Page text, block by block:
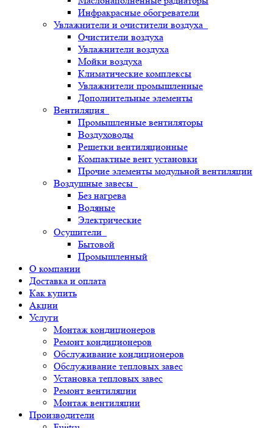
Инфракрасные обогреватели
Увлажнители и очистители воздуха
Очистители воздуха
Увлажнители воздуха
Мойки воздуха
Климатические комплексы
Увлажнители промышленные
Дополнительные элементы
Вентиляция
Промышленные вентиляторы
Воздуховоды
Решетки вентиляционные
Компактные вент установки
Прочие элементы модульной вентиляции
Воздушные завесы
Без нагрева
Водяные
Электрические
Осушители
Бытовой
Промышленный
О компании
Доставка и оплата
Как купить
Акции
Услуги
Монтаж кондиционеров
Ремонт кондиционеров
Обслуживание кондиционеров
Обслуживание тепловых завес
Установка тепловых завес
Ремонт вентиляции
Монтаж вентиляции
Производители